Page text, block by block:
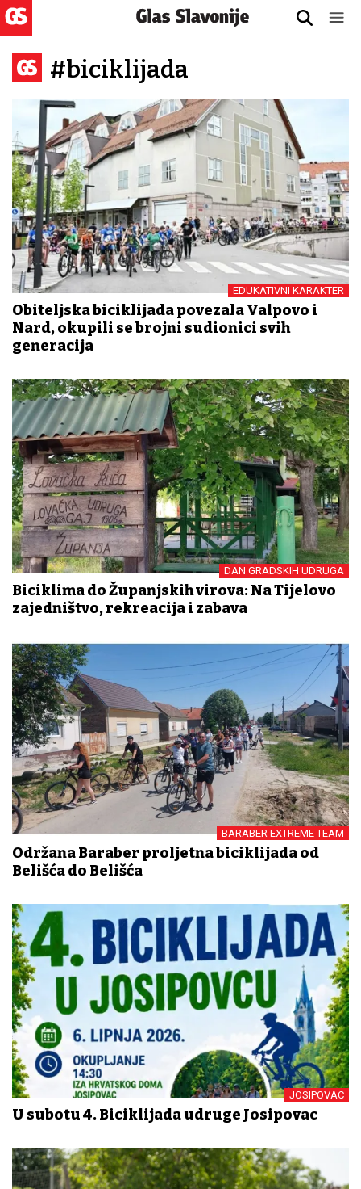
#biciklijada
EDUKATIVNI KARAKTER
Obiteljska biciklijada povezala Valpovo i
Nard, okupili se brojni sudionici svih
generacija
DAN GRADSKIH UDRUGA
Biciklima do Županjskih virova: Na Tijelovo
zajedništvo, rekreacija i zabava
BARABER EXTREME TEAM
Održana Baraber proljetna biciklijada od
Belišća do Belišća
JOSIPOVAC
U subotu 4. Biciklijada udruge Josipovac